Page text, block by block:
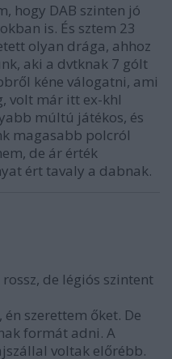
hogy DAB szinten jó
is. És sztem 23
olyan drága, ahhoz
aki a dvtknak 7 gólt
kéne válogatni, ami
volt már itt ex-khl
múltú játékos, és
magasabb polcról
de ár érték
ért tavaly a dabnak.
rossz, de légiós szintent
szerettem őket. De
formát adni. A
voltak előrébb.